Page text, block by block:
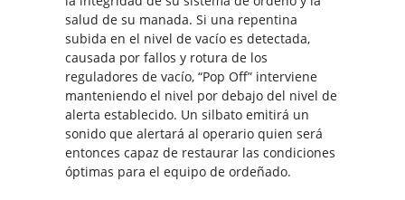
salud de su manada. Si una repentina
subida en el nivel de vacío es detectada,
causada por fallos y rotura de los
reguladores de vacío, “Pop Off” interviene
manteniendo el nivel por debajo del nivel de
alerta establecido. Un silbato emitirá un
sonido que alertará al operario quien será
entonces capaz de restaurar las condiciones
óptimas para el equipo de ordeñado.